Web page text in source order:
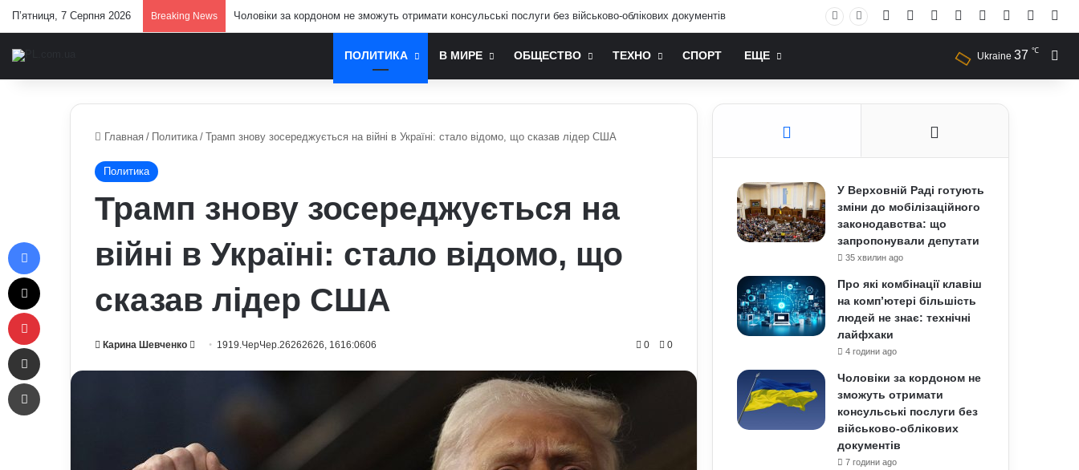
П’ятниця, 7 Серпня 2026 Breaking News Чоловіки за кордоном не зможуть отримати консульські послуги без військово-облікових документів Facebook YouTubeInstagram
RSS Log In
ПОЛИТИКА В МИРЕ ОБЩЕСТВО ТЕХНО СПОРТ ЕЩЕ Ukraine 37 ℃
Главная / Политика / Трамп знову зосереджується на війні в Україні: стало відомо, що сказав лідер США
Политика
Трамп знову зосереджується на
війні в Україні: стало відомо, що
сказав лідер США
Карина Шевченко
Send 1919.ЧерЧер.26262626, 1616:0606 0 0
У Верховній Раді готують
зміни до мобілізаційного
законодавства: що
запропонували депутати
35 хвилин ago
Про які комбінації клавіш
на комп’ютері більшість
людей не знає: технічні
лайфхаки
4 години ago
Чоловіки за кордоном не
зможуть отримати
консульські послуги без
військово-облікових
документів
7 години ago
Печать